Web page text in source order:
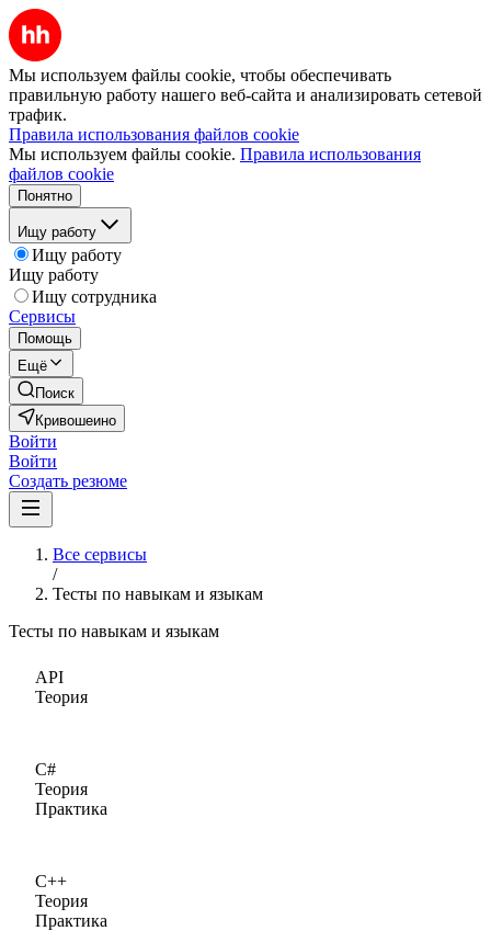
Мы используем файлы cookie, чтобы обеспечивать
правильную работу нашего веб-сайта и анализировать сетевой
трафик.
Правила использования файлов cookie
Мы используем файлы cookie. Правила использования
файлов cookie
Понятно
Ищу работу
Ищу работу
Ищу работу
Ищу сотрудника
Сервисы
Помощь
Ещё
Поиск
Кривошеино
Войти
Войти
Создать резюме
Все сервисы
/
Тесты по навыкам и языкам
Тесты по навыкам и языкам
API
Теория
C#
Теория
Практика
C++
Теория
Практика